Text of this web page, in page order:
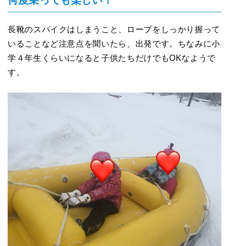
長靴のスパイクはしまうこと、ロープをしっかり握って
いることなど注意点を聞いたら、出発です。ちなみに小
学４年生くらいになると子供たちだけでもOKなようで
す。